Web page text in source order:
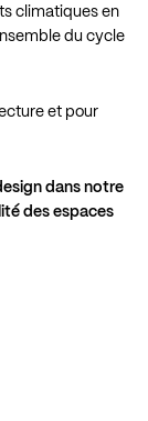
climatiques en
du cycle
et pour
dans notre
des espaces